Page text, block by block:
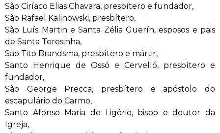
São Ciríaco Elias Chavara, presbítero e fundador,
São Rafael Kalinowski, presbítero,
São Luís Martin e Santa Zélia Guerín, esposos e pais
de Santa Teresinha,
São Tito Brandsma, presbítero e mártir,
Santo Henrique de Ossó e Cervelló, presbítero e
fundador,
São George Precca, presbítero e apóstolo do
escapulário do Carmo,
Santo Afonso Maria de Ligório, bispo e doutor da
Igreja,